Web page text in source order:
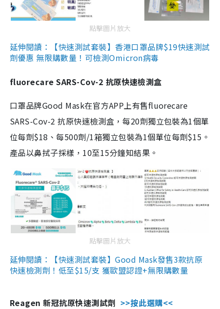
點擊圖片放大
延伸閱讀：【快速測試套裝】香港口罩品牌$19快速測試
劑優惠 無限購數量！可檢測Omicron病毒
fluorecare SARS-Cov-2 抗原快速檢測盒
口罩品牌Good Mask在官方APP上有售fluorecare
SARS-Cov-2 抗原快速檢測盒，每20劑獨立包裝為1個單
位每劑$18、每500劑/1箱獨立包裝為1個單位每劑$15。
產品以鼻拭子採樣，10至15分鐘知結果。
點擊圖片放大
延伸閱讀：【快速測試套裝】Good Mask發售3款抗原
快速檢測劑！低至$15/支 獲歐盟認證+無限購數量
Reagen 新冠抗原快速測試劑 >>按此選購<<